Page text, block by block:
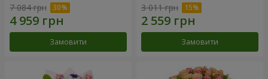
7 084 грн
Замовити
3 011 грн
Замовити